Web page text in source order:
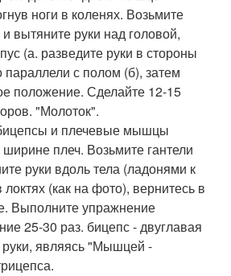
ноги в коленях. Возьмите
вытяните руки над головой,
(а. разведите руки в стороны
с полом (б), затем
положение. Сделайте 12-15
"Молоток".
и плечевые мышцы
плеч. Возьмите гантели
руки вдоль тела (ладонями к
(как на фото), вернитесь в
Выполните упражнение
25-30 раз. бицепс - двуглавая
являясь "Мышцей -